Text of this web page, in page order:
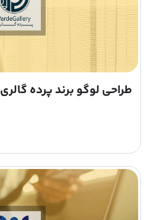
طراحی لوگو برند پرده گالری